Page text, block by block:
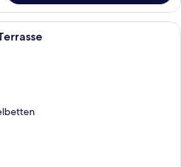
Ein Hotelzimmer mit Bett, Sessel,